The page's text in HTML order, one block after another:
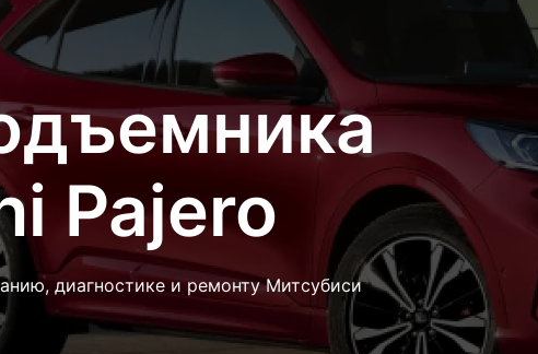
Pajero
диагностике и ремонту Митсубиси